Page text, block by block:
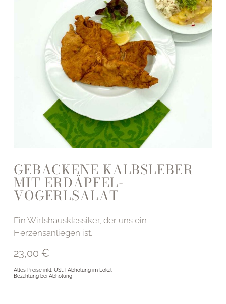
GEBACKENE KALBSLEBER
MIT ERDÄPFEL-
VOGERLSALAT
Ein Wirtshausklassiker, der uns ein
Herzensanliegen ist.
23,00 €
Alles Preise inkl. USt. | Abholung im Lokal
Bezahlung bei Abholung